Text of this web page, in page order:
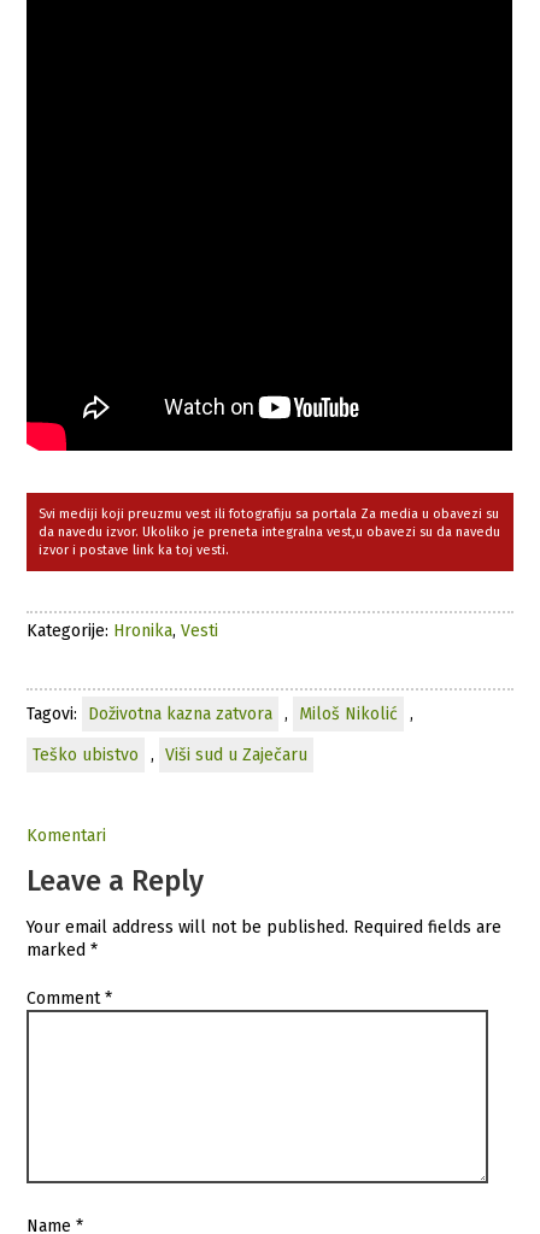
Svi mediji koji preuzmu vest ili fotografiju sa portala Za media u obavezi su
da navedu izvor. Ukoliko je preneta integralna vest,u obavezi su da navedu
izvor i postave link ka toj vesti.
Kategorije: Hronika,Vesti
Tagovi: Doživotna kazna zatvora , Miloš Nikolić
,
Teško ubistvo
, Viši sud u Zaječaru
Komentari
Leave a Reply
Your email address will not be published. Required fields are
marked*
Comment*
Name*